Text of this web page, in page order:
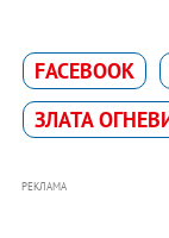
FACEBOOK
ЗЛАТА
РЕКЛАМА